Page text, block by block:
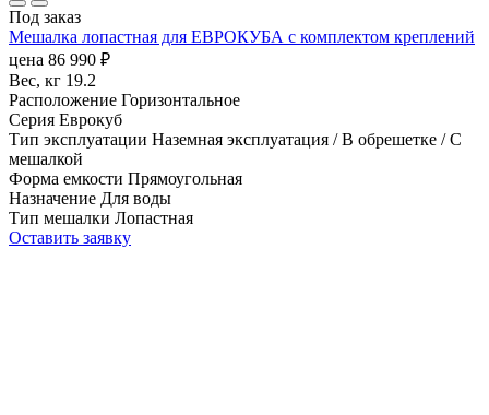
Под заказ
Мешалка лопастная для ЕВРОКУБА с комплектом креплений
цена 86 990 ₽
Вес, кг 19.2
Расположение Горизонтальное
Серия Еврокуб
Тип эксплуатации Наземная эксплуатация / В обрешетке / С
мешалкой
Форма емкости Прямоугольная
Назначение Для воды
Тип мешалки Лопастная
Оставить заявку